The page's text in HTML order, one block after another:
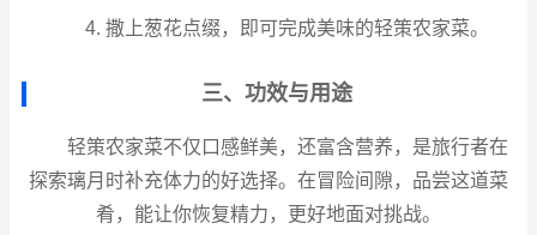
4. 撒上葱花点缀，即可完成美味的轻策农家菜。
三、功效与用途
轻策农家菜不仅口感鲜美，还富含营养，是旅行者在
探索璃月时补充体力的好选择。在冒险间隙，品尝这道菜
肴，能让你恢复精力，更好地面对挑战。